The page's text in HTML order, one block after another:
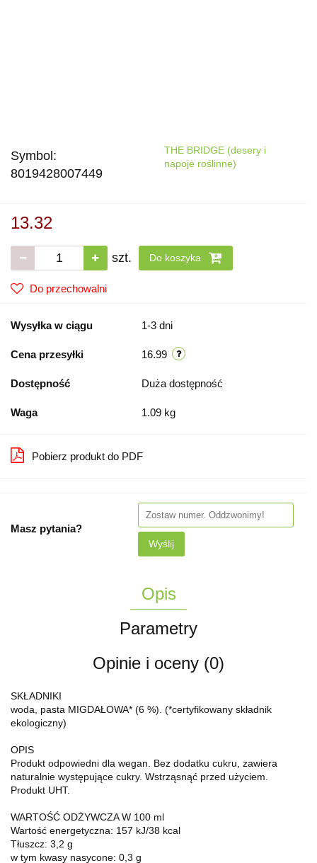
Symbol:
8019428007449
THE BRIDGE (desery i
napoje roślinne)
13.32
szt. Do koszyka
Do przechowalni
Wysyłka w ciągu 1-3 dni
Cena przesyłki 16.99
Dostępność Duża dostępność
Waga 1.09 kg
Pobierz produkt do PDF
Masz pytania?
Wyślij
Opis
Parametry
Opinie i oceny (0)
SKŁADNIKI
woda, pasta MIGDAŁOWA* (6 %). (*certyfikowany składnik
ekologiczny)
OPIS
Produkt odpowiedni dla wegan. Bez dodatku cukru, zawiera
naturalnie występujące cukry. Wstrząsnąć przed użyciem.
Produkt UHT.
WARTOŚĆ ODŻYWCZA W 100 ml
Wartość energetyczna: 157 kJ/38 kcal
Tłuszcz: 3,2 g
w tym kwasy nasycone: 0,3 g